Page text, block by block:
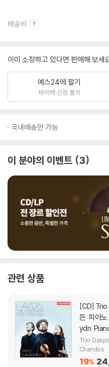
배송비
이미 소장하고 있다면 판매해 보세
예스24에 팔기
바이백 신청 불가
국내배송만 가능
이 분야의 이벤트 3
관련 상품
[CD]
든: 피아노
ydn:
Trio
Chandos
19%